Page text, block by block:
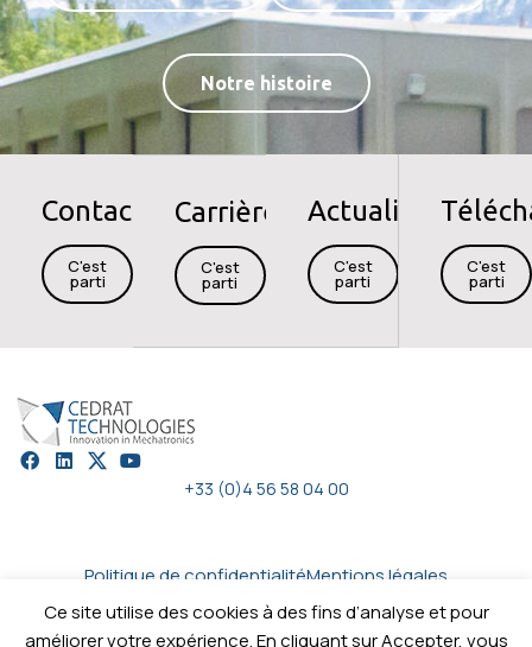
Ce site utilise des cookies à des fins d’analyse et pour
améliorer votre expérience. En cliquant sur Accepter, vous
Notre histoire
Contact
C'est
parti
Carrières
C'est
parti
Actualités
C'est
parti
C'est
parti
+33 (0)4 56 58 04 00
Politique de confidentialitéMentions légales
Plan du site Contactez-nous